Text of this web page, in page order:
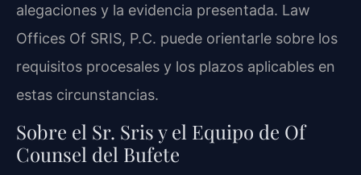
alegaciones y la evidencia presentada. Law
Offices Of SRIS, P.C. puede orientarle sobre los
requisitos procesales y los plazos aplicables en
estas circunstancias.
Sobre el Sr. Sris y el Equipo de Of
Counsel del Bufete